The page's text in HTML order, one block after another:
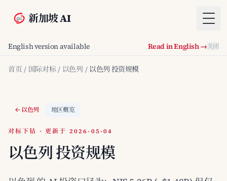
新加坡 AI
English version available Read in English →关闭
首页 / 国际对标 / 以色列 / 以色列 投资规模
以色列 地区概览
对标下钻 · 更新于 2026-05-04
以色列 投资规模